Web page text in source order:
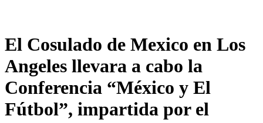
El Cosulado de Mexico en Los
Angeles llevara a cabo la
Conferencia “México y El
Fútbol”, impartida por el